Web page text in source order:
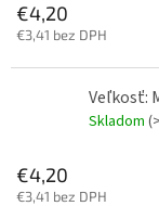
€4,20
€3,41 bez DPH
Veľkosť:
Skladom
€4,20
€3,41 bez DPH